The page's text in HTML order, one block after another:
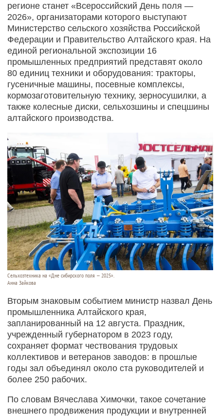
регионе станет «Всероссийский День поля —
2026», организаторами которого выступают
Министерство сельского хозяйства Российской
Федерации и Правительство Алтайского края. На
единой региональной экспозиции 16
промышленных предприятий представят около
80 единиц техники и оборудования: тракторы,
гусеничные машины, посевные комплексы,
кормозаготовительную технику, зерносушилки, а
также колесные диски, сельхозшины и спецшины
алтайского производства.
Сельхозтехника на «Дне сибирского поля — 2025».
Анна Зайкова
Вторым знаковым событием министр назвал День
промышленника Алтайского края,
запланированный на 12 августа. Праздник,
учрежденный губернатором в 2023 году,
сохраняет формат чествования трудовых
коллективов и ветеранов заводов: в прошлые
годы зал объединял около ста руководителей и
более 250 рабочих.
По словам Вячеслава Химочки, такое сочетание
внешнего продвижения продукции и внутренней